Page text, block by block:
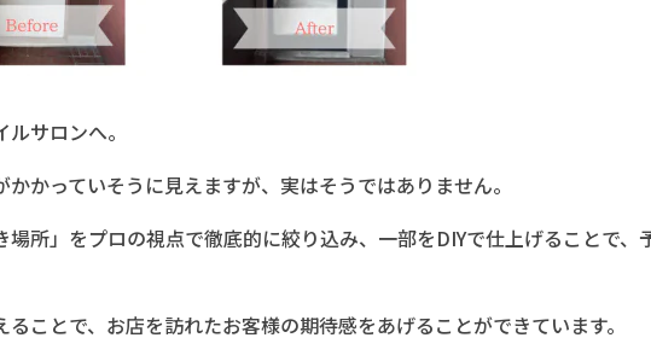
サロンへ。
かっていそうに見えますが、実はそうではありません。
場所」をプロの視点で徹底的に絞り込み、一部をDIYで仕上げることで
ことで、お店を訪れたお客様の期待感をあげることができています。